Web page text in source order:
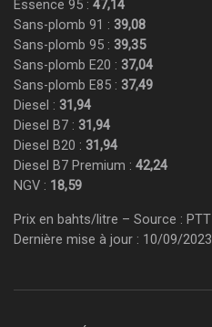
Essence 95 : 47,14
Sans-plomb 91 : 39,08
Sans-plomb 95 : 39,35
Sans-plomb E20 : 37,04
Sans-plomb E85 : 37,49
Diesel : 31,94
Diesel B7 : 31,94
Diesel B20 : 31,94
Diesel B7 Premium : 42,24
NGV : 18,59
Prix en bahts/litre – Source : PTT
Dernière mise à jour : 10/09/2023